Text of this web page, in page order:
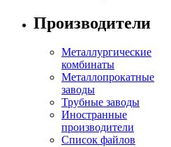
Производители
Металлургические
комбинаты
Металлопрокатные
заводы
Трубные заводы
Иностранные
производители
Список файлов